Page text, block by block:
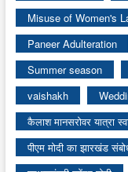
Misuse of Women's
Paneer Adulteration
Summer season
vaishakh
कैलाश मानसरोवर यात्रा
पीएम मोदी का झारखंड